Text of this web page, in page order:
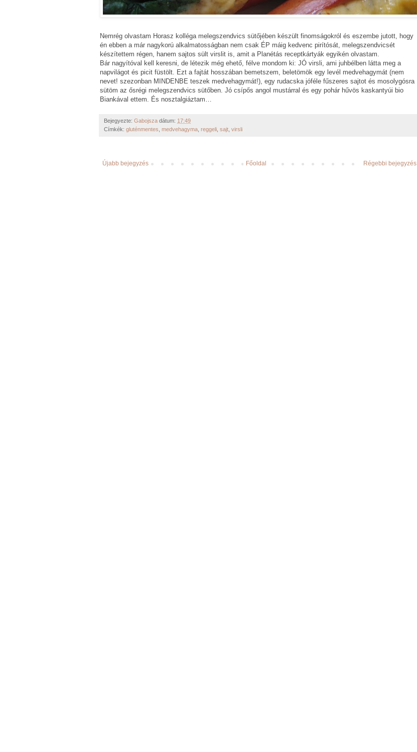
Nemrég olvastam Horasz kolléga melegszendvics sütőjében készült finomságokról és eszembe jutott, hogy
én ebben a már nagykorú alkalmatosságban nem csak ÉP máig kedvenc pirítósát, melegszendvicsét
készítettem régen, hanem sajtos sült virslit is, amit a Planétás receptkártyák egyikén olvastam.
Bár nagyítóval kell keresni, de létezik még ehető, félve mondom ki: JÓ virsli, ami juhbélben látta meg a
napvilágot és picit füstölt. Ezt a fajtát hosszában bemetszem, beletömök egy levél medvehagymát (nem
nevet! szezonban MINDENBE teszek medvehagymát!), egy rudacska jóféle fűszeres sajtot és mosolygósra
sütöm az ősrégi melegszendvics sütőben. Jó csípős angol mustárral és egy pohár hűvös kaskantyúi bio
Biankával ettem. És nosztalgiáztam…
Bejegyezte: Gabojsza dátum: 17:49
Címkék: gluténmentes medvehagyma reggeli sajt virsli
Újabb bejegyzés Régebbi bejegyzés
Főoldal